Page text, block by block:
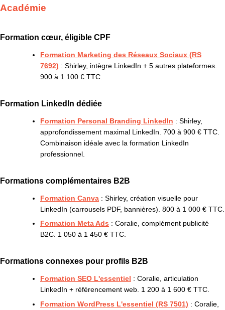
Académie
Formation cœur, éligible CPF
Formation Marketing des Réseaux Sociaux (RS
7692) : Shirley, intègre LinkedIn + 5 autres plateformes.
900 à 1 100 € TTC.
Formation LinkedIn dédiée
Formation Personal Branding LinkedIn : Shirley,
approfondissement maximal LinkedIn. 700 à 900 € TTC.
Combinaison idéale avec la formation LinkedIn
professionnel.
Formations complémentaires B2B
Formation Canva : Shirley, création visuelle pour
LinkedIn (carrousels PDF, bannières). 800 à 1 000 € TTC.
Formation Meta Ads : Coralie, complément publicité
B2C. 1 050 à 1 450 € TTC.
Formations connexes pour profils B2B
Formation SEO L'essentiel : Coralie, articulation
LinkedIn + référencement web. 1 200 à 1 600 € TTC.
Formation WordPress L'essentiel (RS 7501) : Coralie,